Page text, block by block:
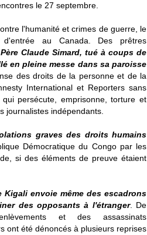
le 27 septembre.
l'humanité et crimes de guerre, le
au Canada. Des prêtres
Claude Simard, tué à coups de
en pleine messe dans sa paroisse
des droits de la personne et de la
International et Reporters sans
qui persécute, emprisonne, torture et
journalistes indépendants.
graves des droits humains
Démocratique du Congopar les
si des éléments de preuve étaient
Kigali envoie même des escadrons
des opposants à l'étranger. De
et des assassinats
ont été dénoncés à plusieurs reprises